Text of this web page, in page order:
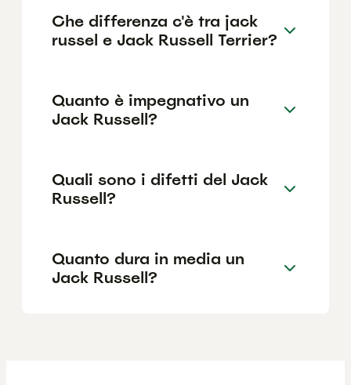
Che differenza c'è tra jack
russel e Jack Russell Terrier?
Quanto è impegnativo un
Jack Russell?
Quali sono i difetti del Jack
Russell?
Quanto dura in media un
Jack Russell?